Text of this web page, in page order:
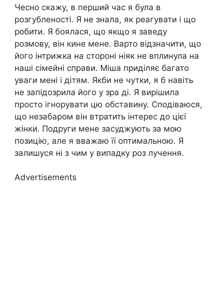
Чесно скажу, в перший час я була в
розгубленості. Я не знала, як реагувати і що
робити. Я боялася, що якщо я заведу
розмову, він кине мене. Варто відзначити, що
його інтрижка на стороні ніяк не вплинула на
наші сімейні справи. Міша приділяє багато
уваги мені і дітям. Якби не чутки, я б навіть
не запідозрила його у зра ді. Я вирішила
просто ігнорувати цю обставину. Сподіваюся,
що незабаром він втратить інтерес до цієї
жінки. Подруги мене засуджують за мою
позицію, але я вважаю її оптимальною. Я
залишуся ні з чим у випадку роз лучення.
Advertisements